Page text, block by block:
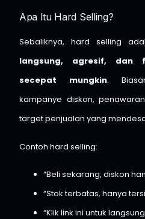
Apa Itu Hard Selling?
Sebaliknya, hard selling
langsung, agresif, dan
secepat mungkin.
kampanye diskon,
target penjualan yang
Contoh hard selling:
“Beli sekarang, diskon
“Stok terbatas, hanya
“Klik link ini untuk